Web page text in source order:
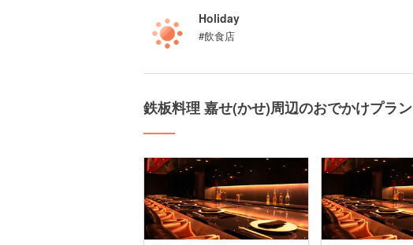
Holiday
#飲食店
鉄板料理 嘉せ(かせ)周辺のおでかけプラン